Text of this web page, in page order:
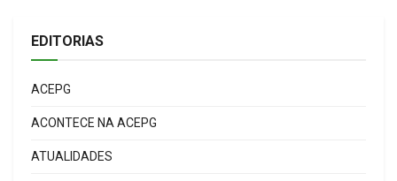
EDITORIAS
ACEPG
ACONTECE NA ACEPG
ATUALIDADES